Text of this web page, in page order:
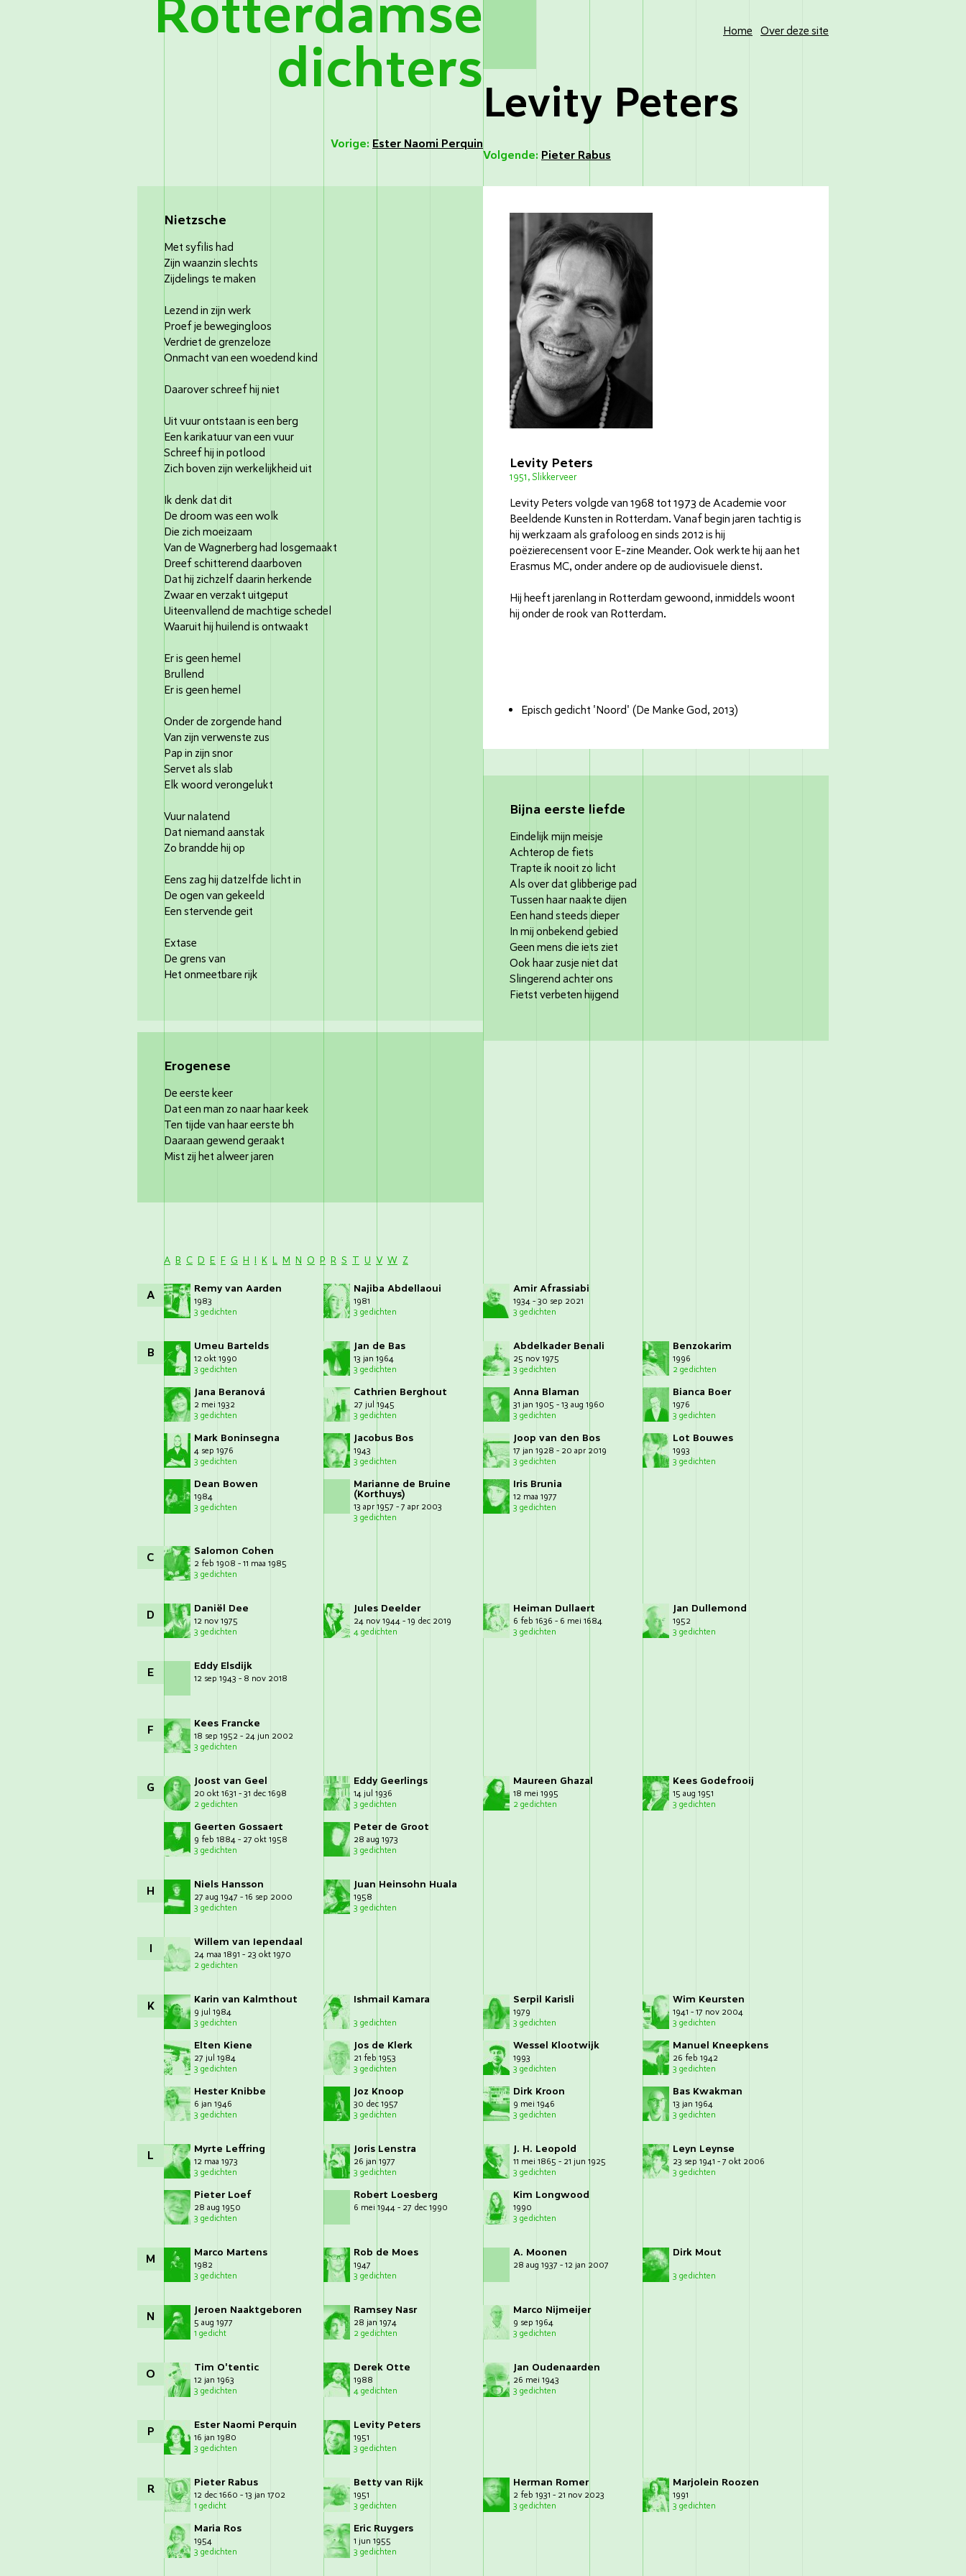
Rotterdamse
dichters
Home Over deze site
Levity Peters
Vorige: Ester Naomi Perquin
Volgende: Pieter Rabus
Levity Peters
1951, Slikkerveer
Levity Peters volgde van 1968 tot 1973 de Academie voor
Beeldende Kunsten in Rotterdam. Vanaf begin jaren tachtig is
hij werkzaam als grafoloog en sinds 2012 is hij
poëzierecensent voor E-zine Meander. Ook werkte hij aan het
Erasmus MC, onder andere op de audiovisuele dienst.
Hij heeft jarenlang in Rotterdam gewoond, inmiddels woont
hij onder de rook van Rotterdam.
Episch gedicht 'Noord' (De Manke God, 2013)
Nietzsche
Met syfilis had
Zijn waanzin slechts
Zijdelings te maken
Lezend in zijn werk
Proef je bewegingloos
Verdriet de grenzeloze
Onmacht van een woedend kind
Daarover schreef hij niet
Uit vuur ontstaan is een berg
Een karikatuur van een vuur
Schreef hij in potlood
Zich boven zijn werkelijkheid uit
Ik denk dat dit
De droom was een wolk
Die zich moeizaam
Van de Wagnerberg had losgemaakt
Dreef schitterend daarboven
Dat hij zichzelf daarin herkende
Zwaar en verzakt uitgeput
Uiteenvallend de machtige schedel
Waaruit hij huilend is ontwaakt
Er is geen hemel
Brullend
Er is geen hemel
Onder de zorgende hand
Van zijn verwenste zus
Pap in zijn snor
Servet als slab
Elk woord verongelukt
Vuur nalatend
Dat niemand aanstak
Zo brandde hij op
Eens zag hij datzelfde licht in
De ogen van gekeeld
Een stervende geit
Extase
De grens van
Het onmeetbare rijk
Bijna eerste liefde
Eindelijk mijn meisje
Achterop de fiets
Trapte ik nooit zo licht
Als over dat glibberige pad
Tussen haar naakte dijen
Een hand steeds dieper
In mij onbekend gebied
Geen mens die iets ziet
Ook haar zusje niet dat
Slingerend achter ons
Fietst verbeten hijgend
Erogenese
De eerste keer
Dat een man zo naar haar keek
Ten tijde van haar eerste bh
Daaraan gewend geraakt
Mist zij het alweer jaren
A B C D E F G H I K L M N O P R S T U V W Z
A Remy van Aarden
1983
3 gedichten
Najiba Abdellaoui
1981
3 gedichten
Amir Afrassiabi
1934 - 30 sep 2021
3 gedichten
B Umeu Bartelds
12 okt 1990
3 gedichten
Jan de Bas
13 jan 1964
3 gedichten
Abdelkader Benali
25 nov 1975
3 gedichten
Benzokarim
1996
2 gedichten
Jana Beranová
2 mei 1932
3 gedichten
Cathrien Berghout
27 jul 1945
3 gedichten
Anna Blaman
31 jan 1905 - 13 aug 1960
3 gedichten
Bianca Boer
1976
3 gedichten
Mark Boninsegna
4 sep 1976
3 gedichten
Jacobus Bos
1943
3 gedichten
Joop van den Bos
17 jan 1928 - 20 apr 2019
3 gedichten
Lot Bouwes
1993
3 gedichten
Dean Bowen
1984
3 gedichten
Marianne de Bruine
(Korthuys)
13 apr 1957 - 7 apr 2003
3 gedichten
Iris Brunia
12 maa 1977
3 gedichten
C Salomon Cohen
2 feb 1908 - 11 maa 1985
3 gedichten
D Daniël Dee
12 nov 1975
3 gedichten
Jules Deelder
24 nov 1944 - 19 dec 2019
4 gedichten
Heiman Dullaert
6 feb 1636 - 6 mei 1684
3 gedichten
Jan Dullemond
1952
3 gedichten
E Eddy Elsdijk
12 sep 1943 - 8 nov 2018
F Kees Francke
18 sep 1952 - 24 jun 2002
3 gedichten
G Joost van Geel
20 okt 1631 - 31 dec 1698
2 gedichten
Eddy Geerlings
14 jul 1936
3 gedichten
Maureen Ghazal
18 mei 1995
2 gedichten
Kees Godefrooij
15 aug 1951
3 gedichten
Geerten Gossaert
9 feb 1884 - 27 okt 1958
3 gedichten
Peter de Groot
28 aug 1973
3 gedichten
H Niels Hansson
27 aug 1947 - 16 sep 2000
3 gedichten
Juan Heinsohn Huala
1958
3 gedichten
I Willem van Iependaal
24 maa 1891 - 23 okt 1970
2 gedichten
K Karin van Kalmthout
9 jul 1984
3 gedichten
Ishmail Kamara
3 gedichten
Serpil Karisli
1979
3 gedichten
Wim Keursten
1941 - 17 nov 2004
3 gedichten
Elten Kiene
27 jul 1984
3 gedichten
Jos de Klerk
21 feb 1953
3 gedichten
Wessel Klootwijk
1993
3 gedichten
Manuel Kneepkens
26 feb 1942
3 gedichten
Hester Knibbe
6 jan 1946
3 gedichten
Joz Knoop
30 dec 1957
3 gedichten
Dirk Kroon
9 mei 1946
3 gedichten
Bas Kwakman
13 jan 1964
3 gedichten
L Myrte Leffring
12 maa 1973
3 gedichten
Joris Lenstra
26 jan 1977
3 gedichten
J. H. Leopold
11 mei 1865 - 21 jun 1925
3 gedichten
Leyn Leynse
23 sep 1941 - 7 okt 2006
3 gedichten
Pieter Loef
28 aug 1950
3 gedichten
Robert Loesberg
6 mei 1944 - 27 dec 1990
Kim Longwood
1990
3 gedichten
M Marco Martens
1982
3 gedichten
Rob de Moes
1947
3 gedichten
A. Moonen
28 aug 1937 - 12 jan 2007
Dirk Mout
3 gedichten
N Jeroen Naaktgeboren
5 aug 1977
1 gedicht
Ramsey Nasr
28 jan 1974
2 gedichten
Marco Nijmeijer
9 sep 1964
3 gedichten
O Tim O'tentic
12 jan 1963
3 gedichten
Derek Otte
1988
4 gedichten
Jan Oudenaarden
26 mei 1943
3 gedichten
P Ester Naomi Perquin
16 jan 1980
3 gedichten
Levity Peters
1951
3 gedichten
R Pieter Rabus
12 dec 1660 - 13 jan 1702
1 gedicht
Betty van Rijk
1951
3 gedichten
Herman Romer
2 feb 1931 - 21 nov 2023
3 gedichten
Marjolein Roozen
1991
3 gedichten
Maria Ros
1954
3 gedichten
Eric Ruygers
1 jun 1955
3 gedichten